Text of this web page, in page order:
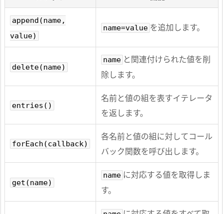
append(name,
value)
name=value を追加します。
delete(name)
name と関連付けられた値を削
除します。
entries()
名前と値の組を表すイテレータ
を返します。
forEach(callback)
各名前と値の組に対してコール
バック関数を呼び出します。
get(name)
name に対応する値を取得しま
す。